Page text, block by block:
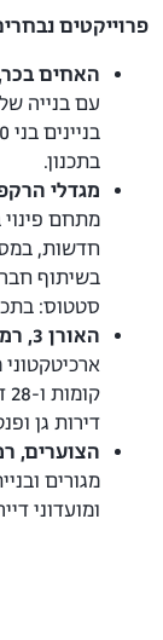
פרוייקטים
האחים
בתכנון.
מגדלי
בשיתוף
סטטוס:
האורן 3, רמת השרון
דירות גן
הצוערים,
ומועדוני